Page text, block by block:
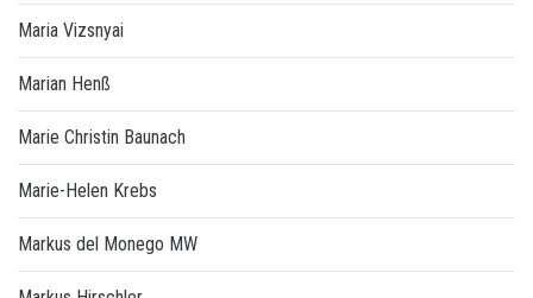
Maria Vizsnyai
Marian Henß
Marie Christin Baunach
Marie-Helen Krebs
Markus del Monego MW